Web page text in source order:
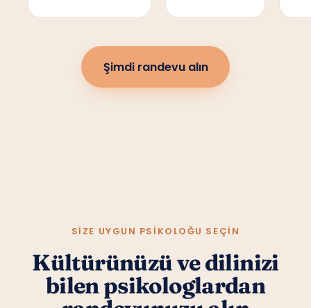
Şimdi randevu alın
SIZE UYGUN PSIKOLOĞU SEÇIN
Kültürünüzü ve dilinizi
bilen psikologlardan